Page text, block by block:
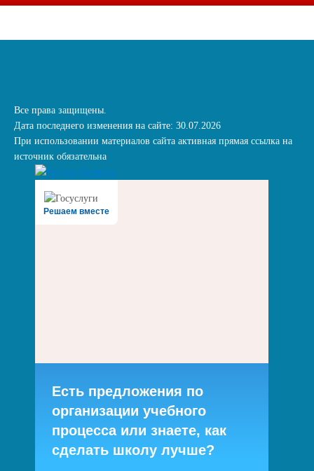
Все права защищены.
Дата последнего изменения на сайте: 30.07.2026
При использовании материалов сайта активная прямая ссылка на
источник обязательна
Решаем вместе
Есть предложения по
организации учебного
процесса или знаете, как
сделать школу лучше?